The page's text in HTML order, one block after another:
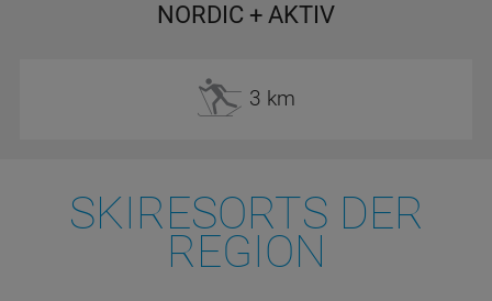
NORDIC + AKTIV
3 km
SKIRESORTS DER
REGION